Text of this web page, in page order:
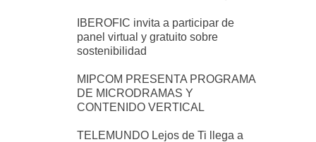
IBEROFIC invita a participar de
panel virtual y gratuito sobre
sostenibilidad
MIPCOM PRESENTA PROGRAMA
DE MICRODRAMAS Y
CONTENIDO VERTICAL
TELEMUNDO Lejos de Ti llega a